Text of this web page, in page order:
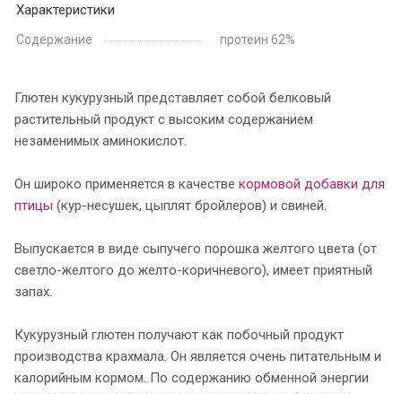
Характеристики
Содержание протеин 62%
Глютен кукурузный представляет собой белковый
растительный продукт с высоким содержанием
незаменимых аминокислот.
Он широко применяется в качестве кормовой добавки для
птицы (кур-несушек, цыплят бройлеров) и свиней.
Выпускается в виде сыпучего порошка желтого цвета (от
светло-желтого до желто-коричневого), имеет приятный
запах.
Кукурузный глютен получают как побочный продукт
производства крахмала. Он является очень питательным и
калорийным кормом. По содержанию обменной энергии